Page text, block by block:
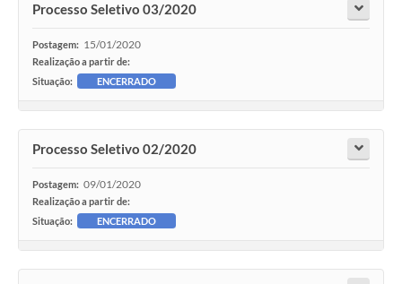
Processo Seletivo 03/2020
Postagem: 15/01/2020
Realização a partir de:
Situação:
ENCERRADO
Processo Seletivo 02/2020
Postagem: 09/01/2020
Realização a partir de:
Situação:
ENCERRADO